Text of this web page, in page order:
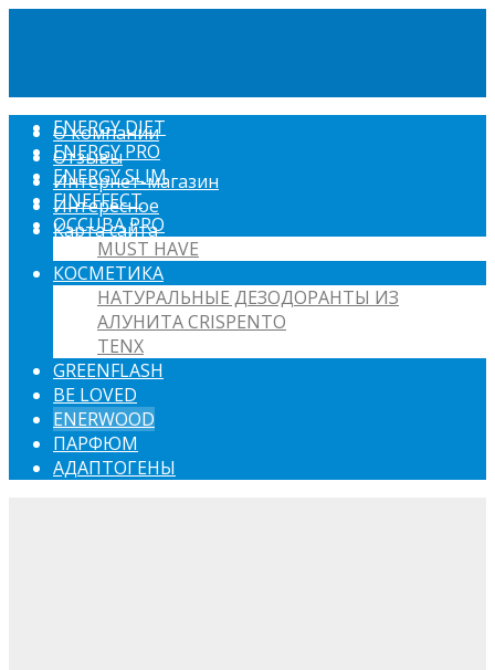
О компании
Отзывы
Интернет-магазин
Интересное
Карта сайта
ENERGY DIET
ENERGY PRO
ENERGY SLIM
FINEFFECT
OCCUBA PRO
MUST HAVE
КОСМЕТИКА
НАТУРАЛЬНЫЕ ДЕЗОДОРАНТЫ ИЗ
АЛУНИТА CRISPENTO
TENX
GREENFLASH
BE LOVED
ENERWOOD
ПАРФЮМ
АДАПТОГЕНЫ